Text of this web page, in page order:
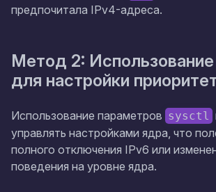
предпочитала IPv4-адреса.
Метод 2: Использование
для настройки
Использование параметров sysctl
управлять настройками ядра, что
полного отключения IPv6 или
поведения на уровне ядра.